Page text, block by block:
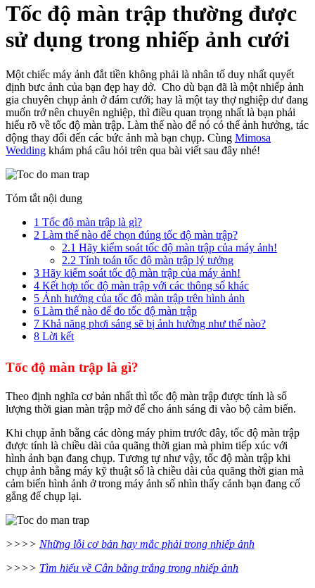
Tốc độ màn trập thường được
sử dụng trong nhiếp ảnh cưới
Một chiếc máy ảnh đắt tiền không phải là nhân tố duy nhất quyết
định bưc ảnh của bạn đẹp hay dở. Cho dù bạn đã là một nhiếp ảnh
gia chuyên chụp ảnh ở đám cưới; hay là một tay thợ nghiệp dư đang
muốn trở nên chuyên nghiệp, thì điều quan trọng nhất là bạn phải
hiểu rõ về tốc độ màn trập. Làm thế nào để nó có thể ảnh hưởng, tác
động thay đổi đến các bức ảnh mà bạn chụp. Cùng Mimosa
Wedding khám phá câu hỏi trên qua bài viết sau đây nhé!
Tóm tắt nội dung
1 Tốc độ màn trập là gì?
2 Làm thế nào để chọn đúng tốc độ màn trập?
2.1 Hãy kiểm soát tốc độ màn trập của máy ảnh!
2.2 Tính toán tốc độ màn trập lý tưởng
3 Hãy kiểm soát tốc độ màn trập của máy ảnh!
4 Kết hợp tốc độ màn trập với các thông số khác
5 Ảnh hưởng của tốc độ màn trập trên hình ảnh
6 Làm thế nào để đo tốc độ màn trập
7 Khả năng phơi sáng sẽ bị ảnh hưởng như thế nào?
8 Lời kết
Tốc độ màn trập là gì?
Theo định nghĩa cơ bản nhất thì tốc độ màn trập được tính là số
lượng thời gian màn trập mở để cho ánh sáng đi vào bộ cảm biến.
Khi chụp ảnh bằng các dòng máy phim trước đây, tốc độ màn trập
được tính là chiều dài của quãng thời gian mà phim tiếp xúc với
hình ảnh bạn đang chụp. Tương tự như vậy, tốc độ màn trập khi
chụp ảnh bằng máy kỹ thuật số là chiều dài của quãng thời gian mà
cảm biến hình ảnh ở trong máy ảnh số nhìn thấy cảnh bạn đang cố
gắng để chụp lại.
>>>> Những lỗi cơ bản hay mắc phải trong nhiếp ảnh
>>>> Tìm hiểu về Cân bằng trắng trong nhiếp ảnh